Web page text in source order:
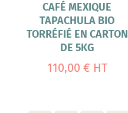
CAFÉ MEXIQUE
TAPACHULA BIO
TORRÉFIÉ EN CARTON
DE 5KG
110,00 € HT